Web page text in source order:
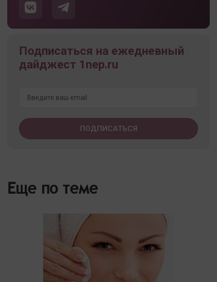
Подписаться на ежедневный
дайджест 1nep.ru
Еще по теме